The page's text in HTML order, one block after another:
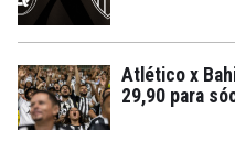
Atlético x
29,90 para